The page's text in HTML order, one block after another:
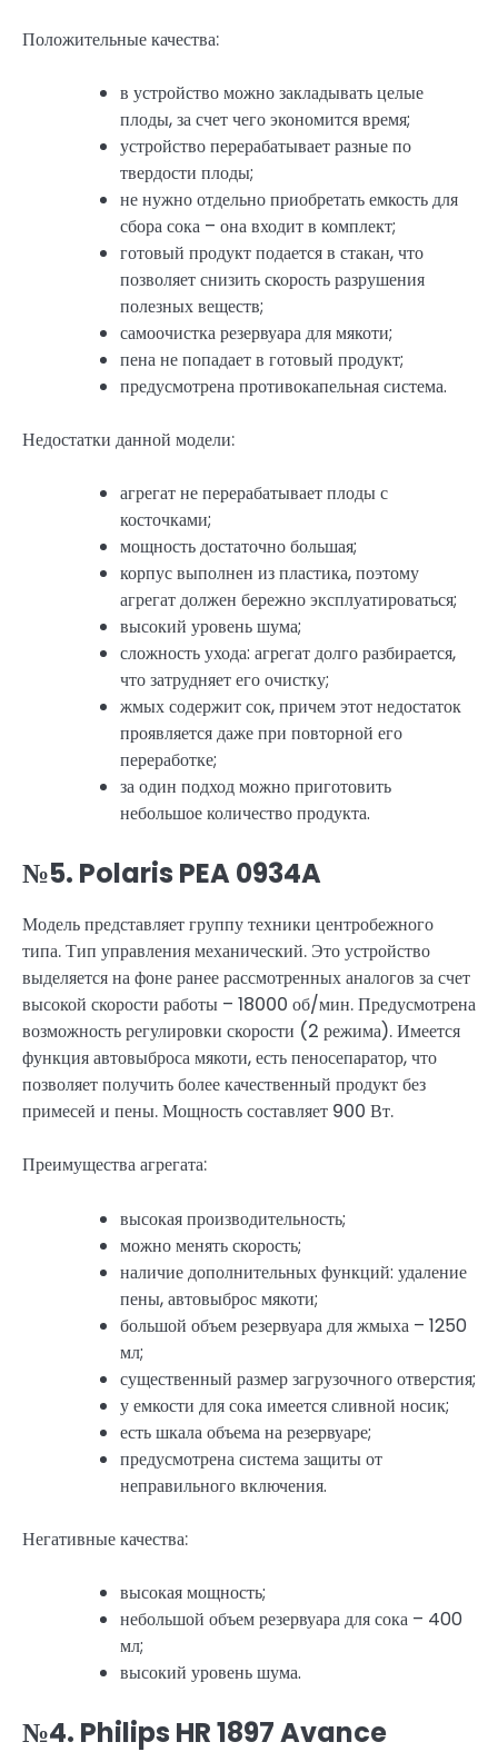
Положительные качества:
в устройство можно закладывать целые
плоды, за счет чего экономится время;
устройство перерабатывает разные по
твердости плоды;
не нужно отдельно приобретать емкость для
сбора сока – она входит в комплект;
готовый продукт подается в стакан, что
позволяет снизить скорость разрушения
полезных веществ;
самоочистка резервуара для мякоти;
пена не попадает в готовый продукт;
предусмотрена противокапельная система.
Недостатки данной модели:
агрегат не перерабатывает плоды с
косточками;
мощность достаточно большая;
корпус выполнен из пластика, поэтому
агрегат должен бережно эксплуатироваться;
высокий уровень шума;
сложность ухода: агрегат долго разбирается,
что затрудняет его очистку;
жмых содержит сок, причем этот недостаток
проявляется даже при повторной его
переработке;
за один подход можно приготовить
небольшое количество продукта.
№5. Polaris PEA 0934A
Модель представляет группу техники центробежного
типа. Тип управления механический. Это устройство
выделяется на фоне ранее рассмотренных аналогов за счет
высокой скорости работы – 18000 об/мин. Предусмотрена
возможность регулировки скорости (2 режима). Имеется
функция автовыброса мякоти, есть пеносепаратор, что
позволяет получить более качественный продукт без
примесей и пены. Мощность составляет 900 Вт.
Преимущества агрегата:
высокая производительность;
можно менять скорость;
наличие дополнительных функций: удаление
пены, автовыброс мякоти;
большой объем резервуара для жмыха – 1250
мл;
существенный размер загрузочного отверстия;
у емкости для сока имеется сливной носик;
есть шкала объема на резервуаре;
предусмотрена система защиты от
неправильного включения.
Негативные качества:
высокая мощность;
небольшой объем резервуара для сока – 400
мл;
высокий уровень шума.
№4. Philips HR 1897 Avance